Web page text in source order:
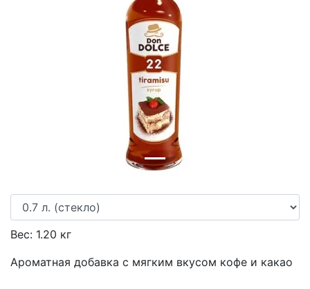
Вес: 1.20 кг
Ароматная добавка с мягким вкусом кофе и какао